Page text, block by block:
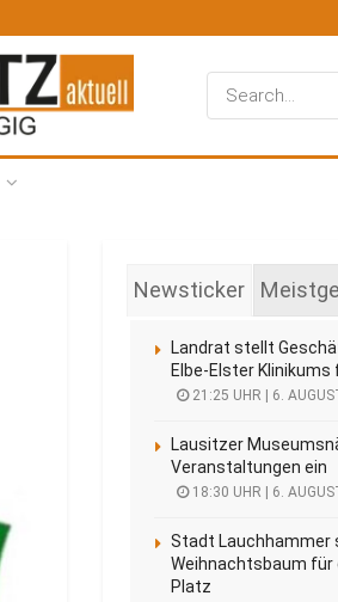
Newsticker
Landrat stellt
Elbe-Elster Klinikums
21:25 UHR | 6.
Lausitzer
Veranstaltungen ein
18:30 UHR | 6.
Stadt Lauchhammer
Weihnachtsbaum für
Platz